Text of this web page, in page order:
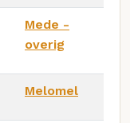
Mede -
overig
Melomel